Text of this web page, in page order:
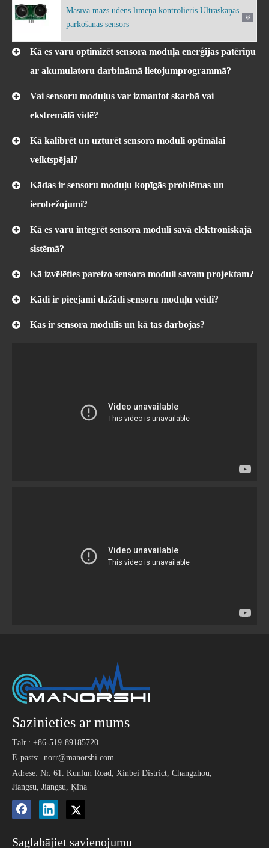
Masīva mazs ūdens līmeņa kontrolieris Ultraskaņas
parkošanās sensors
Kā es varu optimizēt sensora moduļa enerģijas patēriņu
ar akumulatoru darbināmā lietojumprogrammā?
Vai sensoru moduļus var izmantot skarbā vai
ekstremālā vidē?
Kā kalibrēt un uzturēt sensora moduli optimālai
veiktspējai?
Kādas ir sensoru moduļu kopīgās problēmas un
ierobežojumi?
Kā es varu integrēt sensora moduli savā elektroniskajā
sistēmā?
Kā izvēlēties pareizo sensora moduli savam projektam?
Kādi ir pieejami dažādi sensoru moduļu veidi?
Kas ir sensora modulis un kā tas darbojas?
Sazinieties ar mums
Tālr.: +86-519-89185720
E-pasts: norr@manorshi.com
Adrese: Nr. 61. Kunlun Road, Xinbei District, Changzhou,
Jiangsu, Jiangsu, Ķīna
Saglabājiet savienojumu